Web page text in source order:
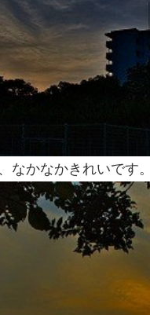
なかなかきれいで